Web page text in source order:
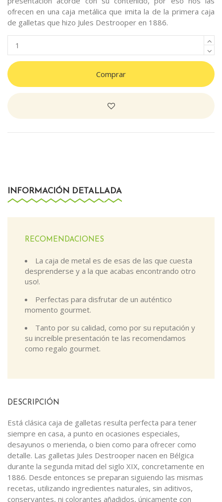
ofrecen en una caja metálica que imita la de la primera caja
de galletas que hizo Jules Destrooper en 1886.
Comprar
INFORMACIÓN DETALLADA
RECOMENDACIONES
La caja de metal es de esas de las que cuesta
desprenderse y a la que acabas encontrando otro
uso!.
Perfectas para disfrutar de un auténtico
momento gourmet.
Tanto por su calidad, como por su reputación y
su increíble presentación te las recomendamos
como regalo gourmet.
DESCRIPCIÓN
Está clásica caja de galletas resulta perfecta para tener
siempre en casa, a punto en ocasiones especiales,
desayunos o merienda, o bien como para ofrecer como
detalle. Las galletas Jules Destrooper nacen en Bélgica
durante la segunda mitad del siglo XIX, concretamente en
1886. Desde entonces se preparan siguiendo las mismas
recetas, utilizando ingredientes naturales, sin aditivos,
conservantes, ni colorantes añadidos, únicamente con